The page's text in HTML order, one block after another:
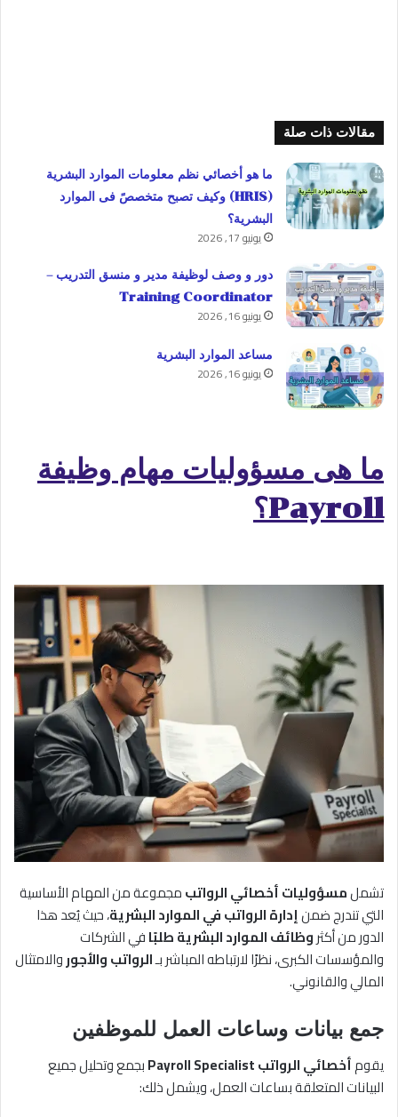
مقالات ذات صلة
ما هو أخصائي نظم معلومات الموارد البشرية
(HRIS) وكيف تصبح متخصصً فى الموارد
البشرية؟
يونيو 17, 2026
دور و وصف لوظيفة مدير و منسق التدريب –
Training Coordinator
يونيو 16, 2026
مساعد الموارد البشرية
يونيو 16, 2026
ما هى مسؤوليات مهام وظيفة
Payroll؟
تشملمسؤوليات أخصائي الرواتبمجموعة من المهام الأساسية
التي تندرج ضمنإدارة الرواتب في الموارد البشرية، حيث يُعد هذا
الدور من أكثروظائف الموارد البشرية طلبًافي الشركات
والمؤسسات الكبرى، نظرًا لارتباطه المباشر بـالرواتب والأجوروالامتثال
المالي والقانوني.
جمع بيانات وساعات العمل للموظفين
يقومأخصائي الرواتب Payroll Specialist
بجمع وتحليل جميع
البيانات المتعلقة بساعات العمل، ويشمل ذلك: